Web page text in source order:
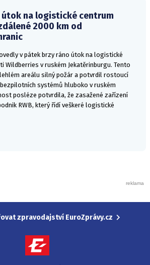
útok na logistické centrum
2000 km od
v pátek brzy ráno útok na logistické
Wildberries v ruském Jekatěrinburgu. Tento
areálu silný požár a potvrdil rostoucí
systémů hluboko v ruském
posléze potvrdila, že zasažené zařízení
RWB, který řídí veškeré logistické
zpravodajství EuroZprávy.cz